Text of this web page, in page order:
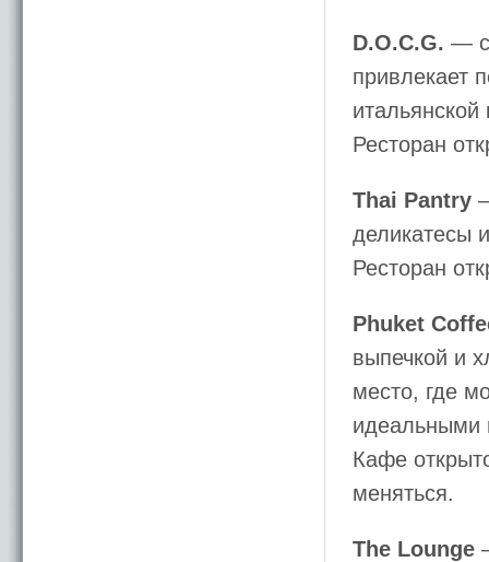
D.O.C.G. —
привлекает
Ресторан
Thai Pantry
деликатесы
Ресторан
Phuket
выпечкой и
место, где
идеальными
Кафе
меняться.
The Lounge